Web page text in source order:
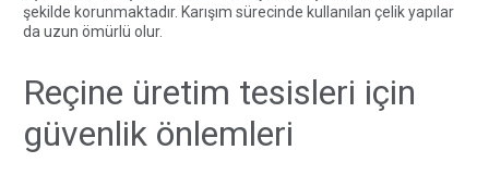
şekilde korunmaktadır. Karışım sürecinde kullanılan çelik yapılar
da uzun ömürlü olur.
Reçine üretim tesisleri için
güvenlik önlemleri